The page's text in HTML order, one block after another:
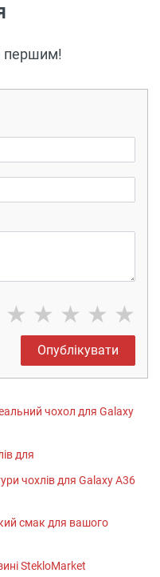
першим!
★ ★ ★ ★ ★
Опублікувати
чохол для Galaxy
для
чохлів для Galaxy A36
смак для вашого
StekloMarket